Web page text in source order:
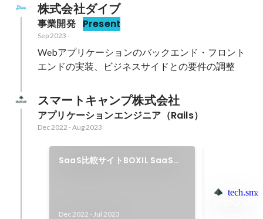
株式会社ダイブ
事業開発 Present
Sep 2023 -
Webアプリケーションのバックエンド・フロント
エンドの実装、ビジネスサイドとの要件の調整
スマートキャンプ株式会社
アプリケーションエンジニア（Rails）
Dec 2022 -Aug 2023
SaaS比較サイトBOXIL SaaSの
Dec 2022 -Jul 2023